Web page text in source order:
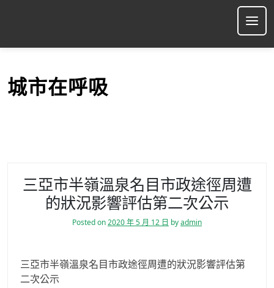
p
城市在呼吸
三亞市半嶺溫泉名目市政途徑周遭
的狀況影響評估第二次公示
Posted on2020 年 5 月 12 日 byadmin
三亞市半嶺溫泉名目市政途徑周遭的狀況影響評估第
二次公示